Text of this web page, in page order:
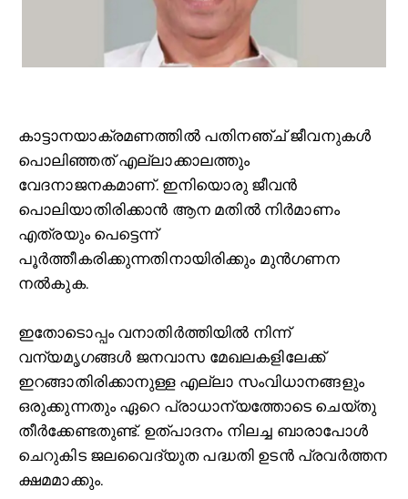
കാട്ടാനയാക്രമണത്തില്‍ പതിനഞ്ച് ജീവനുകള്‍
പൊലിഞ്ഞത് എല്ലാക്കാലത്തും
വേദനാജനകമാണ്. ഇനിയൊരു ജീവൻ
പൊലിയാതിരിക്കാൻ ആന മതില്‍ നിർമാണം
എത്രയും പെട്ടെന്ന്
പൂർത്തീകരിക്കുന്നതിനായിരിക്കും മുൻഗണന
നല്‍കുക.
ഇതോടൊപ്പം വനാതിർത്തിയില്‍ നിന്ന്
വന്യമൃഗങ്ങള്‍ ജനവാസ മേഖലകളിലേക്ക്
ഇറങ്ങാതിരിക്കാനുള്ള എല്ലാ സംവിധാനങ്ങളും
ഒരുക്കുന്നതും ഏറെ പ്രാധാന്യത്തോടെ ചെയ്തു
തീർക്കേണ്ടതുണ്ട്. ഉത്പാദനം നിലച്ച ബാരാപോള്‍
ചെറുകിട ജലവൈദ്യുത പദ്ധതി ഉടൻ പ്രവർത്തന
ക്ഷമമാക്കും.